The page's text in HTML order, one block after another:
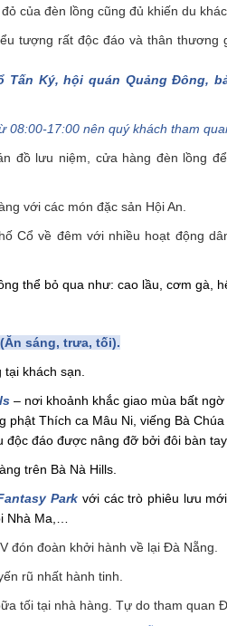
của đèn lồng cũng đủ khiến du
tượng rất độc đáo và thân thương
Tấn Ký, hội quán Quảng Đông,
08:00-17:00 nên quý khách tham
đồ lưu niệm, cửa hàng đèn lồng
với các món đặc sản Hội An.
Cổ về đêm với nhiều hoạt động
thể bỏ qua như: cao lầu, cơm gà,
(Ăn sáng, trưa, tối).
khách sạn.
– nơi khoảnh khắc giao mùa bất
phật Thích ca Mâu Ni, viếng Bà
độc đáo được nâng đỡ bởi đôi bàn
trên Bà Nà Hills.
Park với các trò phiêu lưu
Nhà Ma,…
đón đoàn khởi hành về lại Đà Nẵng.
rũ nhất hành tinh.
tối tại nhà hàng. Tự do tham quan